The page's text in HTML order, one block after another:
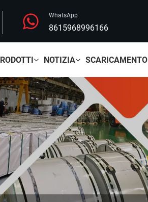
WhatsApp
8615968996166
NOTIZIA SCARICAMENTO